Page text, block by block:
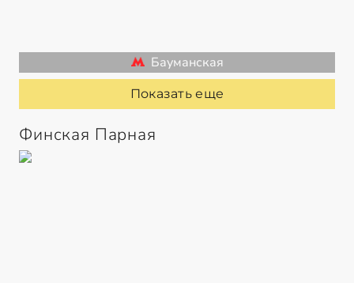
Бауманская
Показать еще
Финская Парная